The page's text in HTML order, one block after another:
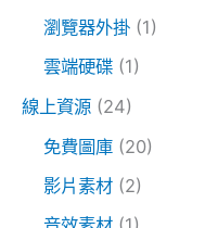
瀏覽器外掛 (1)
雲端硬碟 (1)
線上資源 (24)
免費圖庫 (20)
影片素材 (2)